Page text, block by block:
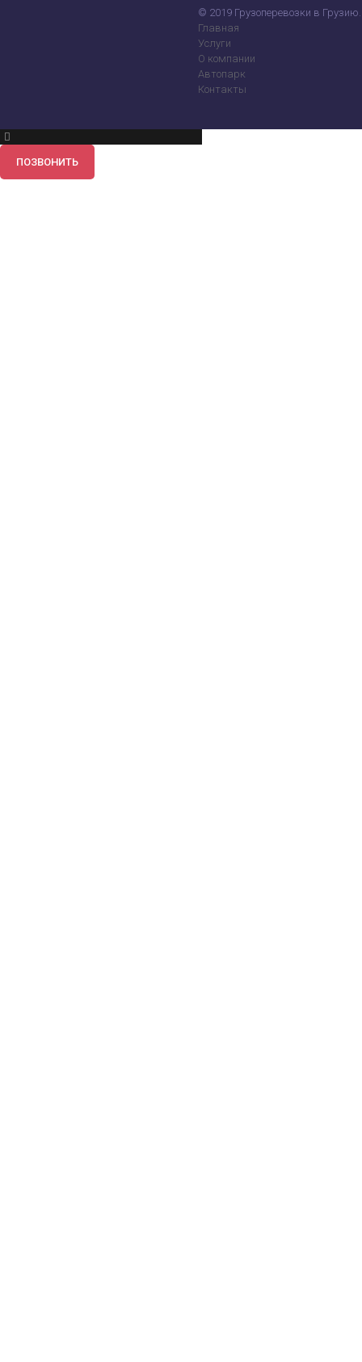
© 2019 Грузоперевозки в Грузию.
Главная
Услуги
О компании
Автопарк
Контакты
ПОЗВОНИТЬ